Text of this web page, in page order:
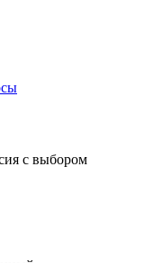
с выбором